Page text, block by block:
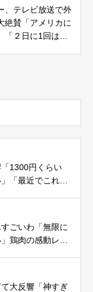
、テレビ放送で外
絶賛「アメリカに
「２日に1回は使
1300円くらい
「最近でこれが
ごいわ「無限に
鶏肉の感動レシ
大反響「神すぎ